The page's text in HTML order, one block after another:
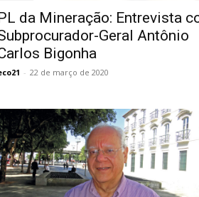
da Mineração: Entrevista
Geral Antônio
Bigonha
- 22 de março de 2020